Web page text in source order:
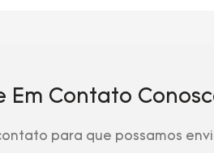
Em Contato
para que possamos